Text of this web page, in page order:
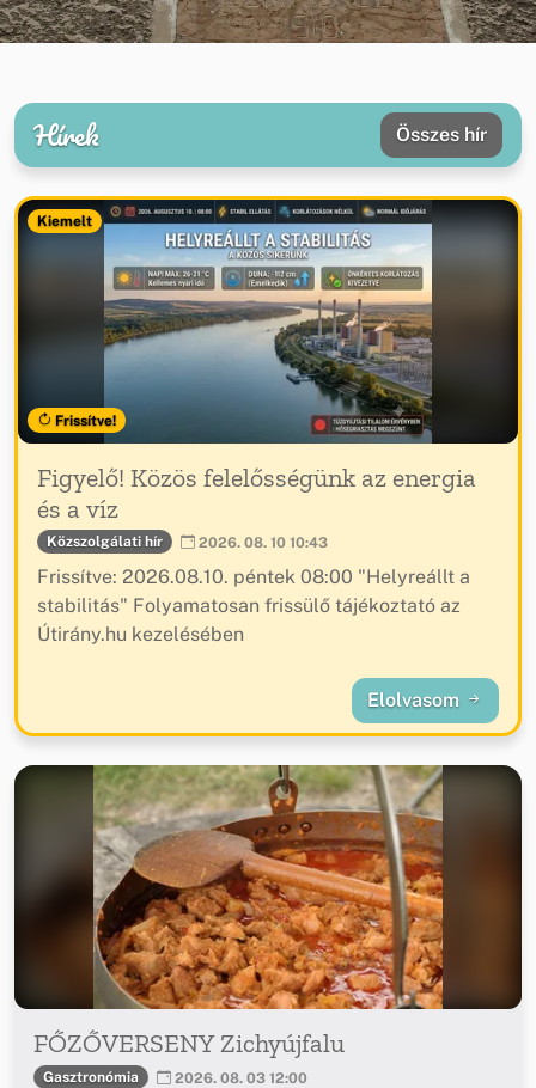
Hírek Összes hír
Kiemelt
Frissítve!
Figyelő! Közös felelősségünk az energia
és a víz
Közszolgálati hír 2026. 08. 10 10:43
Frissítve: 2026.08.10. péntek 08:00 "Helyreállt a
stabilitás" Folyamatosan frissülő tájékoztató az
Útirány.hu kezelésében
Elolvasom
FŐZŐVERSENY Zichyújfalu
Gasztronómia 2026. 08. 03 12:00